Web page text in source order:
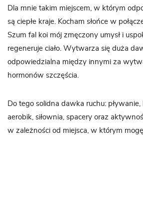
Dla mnie takim miejscem, w którym
są ciepłe kraje. Kocham słońce w
Szum fal koi mój zmęczony umysł i
regeneruje ciało. Wytwarza się duża
odpowiedzialna między innymi za
hormonów szczęścia.
Do tego solidna dawka ruchu: pływanie,
aerobik, siłownia, spacery oraz
w zależności od miejsca, w którym